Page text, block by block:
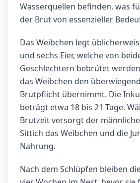
Wasserquellen befinden, was
der Brut von essenzieller
Das Weibchen legt
und sechs Eier, welche von
Geschlechtern bebrütet
das Weibchen den
Brutpflicht übernimmt. Die
beträgt etwa 18 bis 21 Tage.
Brutzeit versorgt der
Sittich das Weibchen und die
Nahrung.
Nach dem Schlüpfen bleiben